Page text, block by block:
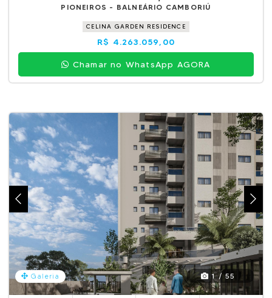
PIONEIROS - BALNEÁRIO CAMBORIÚ
CELINA GARDEN RESIDENCE
R$ 4.263.059,00
Chamar no WhatsApp AGORA
Galeria 1 / 55